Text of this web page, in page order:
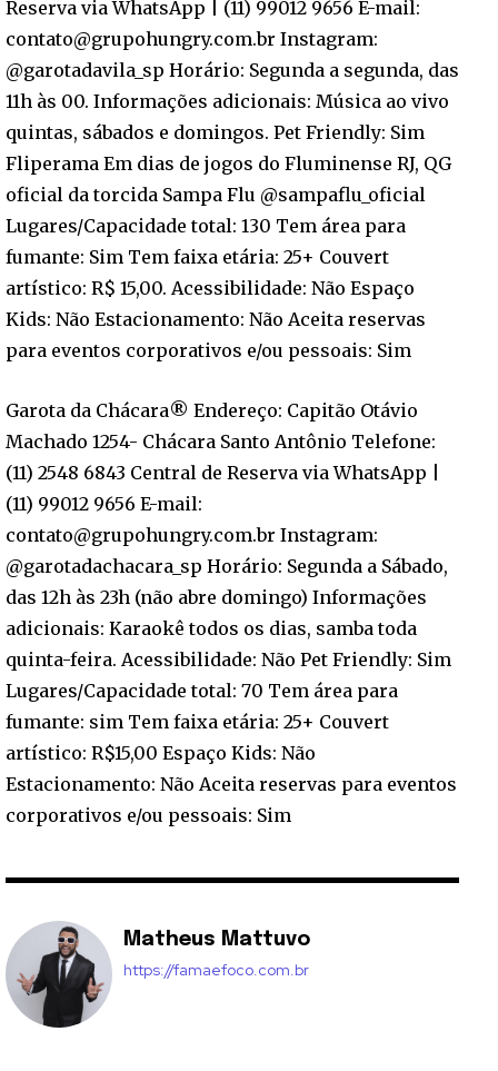
Reserva via WhatsApp | (11) 99012 9656 E-mail:
contato@grupohungry.com.br Instagram:
@garotadavila_sp Horário: Segunda a segunda, das
11h às 00. Informações adicionais: Música ao vivo
quintas, sábados e domingos. Pet Friendly: Sim
Fliperama Em dias de jogos do Fluminense RJ, QG
oficial da torcida Sampa Flu @sampaflu_oficial
Lugares/Capacidade total: 130 Tem área para
fumante: Sim Tem faixa etária: 25+ Couvert
artístico: R$ 15,00. Acessibilidade: Não Espaço
Kids: Não Estacionamento: Não Aceita reservas
para eventos corporativos e/ou pessoais: Sim
Garota da Chácara®️ Endereço: Capitão Otávio
Machado 1254- Chácara Santo Antônio Telefone:
(11) 2548 6843 Central de Reserva via WhatsApp |
(11) 99012 9656 E-mail:
contato@grupohungry.com.br Instagram:
@garotadachacara_sp Horário: Segunda a Sábado,
das 12h às 23h (não abre domingo) Informações
adicionais: Karaokê todos os dias, samba toda
quinta-feira. Acessibilidade: Não Pet Friendly: Sim
Lugares/Capacidade total: 70 Tem área para
fumante: sim Tem faixa etária: 25+ Couvert
artístico: R$15,00 Espaço Kids: Não
Estacionamento: Não Aceita reservas para eventos
corporativos e/ou pessoais: Sim
Matheus Mattuvo
https://famaefoco.com.br